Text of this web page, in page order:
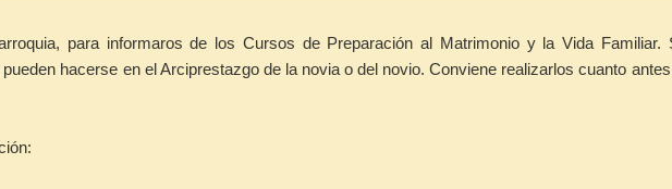
para informaros de los Cursos de Preparación al Matrimonio y la Vida Familiar.
hacerse en el Arciprestazgo de la novia o del novio. Conviene realizarlos cuanto